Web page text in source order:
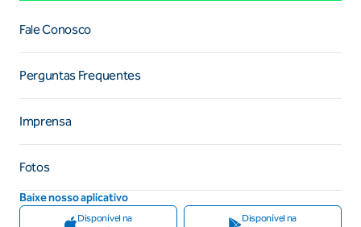
Fale Conosco
Perguntas Frequentes
Imprensa
Fotos
Baixe nosso aplicativo
Disponível na
Disponível na